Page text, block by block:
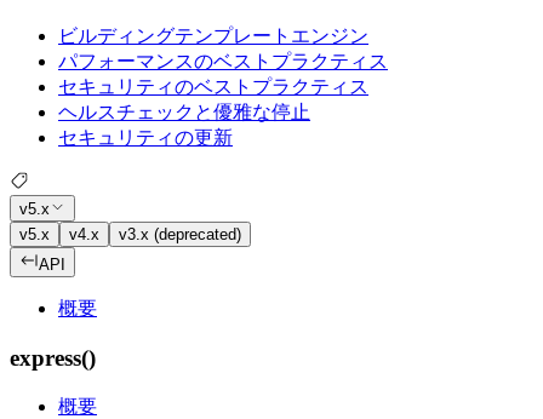
ビルディングテンプレートエンジン
パフォーマンスのベストプラクティス
セキュリティのベストプラクティス
ヘルスチェックと優雅な停止
セキュリティの更新
v5.x
v5.x
v4.x
v3.x (deprecated)
API
概要
express()
概要